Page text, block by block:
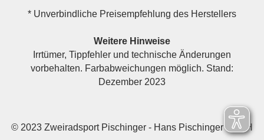
* Unverbindliche Preisempfehlung des Herstellers
Weitere Hinweise
Irrtümer, Tippfehler und technische Änderungen
vorbehalten. Farbabweichungen möglich. Stand:
Dezember 2023
© 2023 Zweiradsport Pischinger - Hans Pischinger GmbH